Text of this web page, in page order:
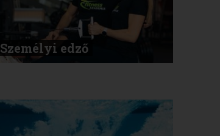
Személyi edző